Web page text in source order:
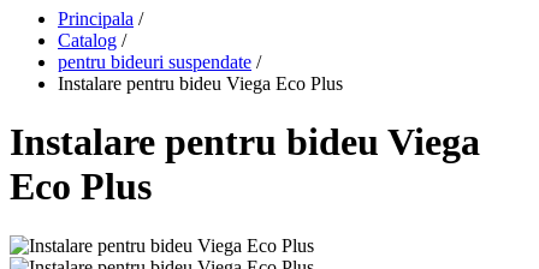
Principala /
Catalog /
pentru bideuri suspendate /
Instalare pentru bideu Viega Eco Plus
Instalare pentru bideu Viega
Eco Plus